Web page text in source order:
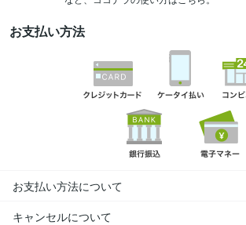
お支払い方法
お支払い方法について
キャンセルについて